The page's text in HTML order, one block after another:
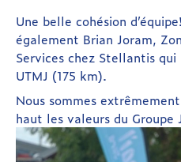
Une belle cohésion
également Brian Joram,
Services chez Stellantis
UTMJ (175 km).
Nous sommes
haut les valeurs du Groupe